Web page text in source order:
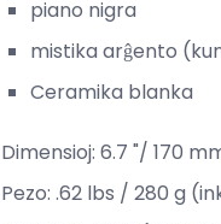
piano nigra
mistika arĝento
Ceramika blanka
Dimensioj: 6.7 "/ 170
Pezo: .62 lbs / 280 g